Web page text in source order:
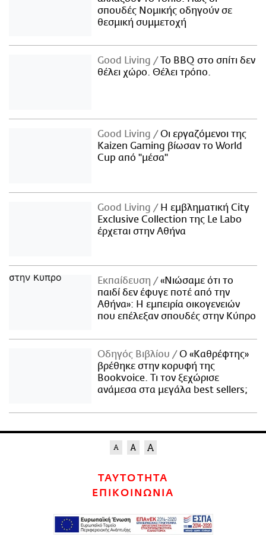
σπουδές Νομικής οδηγούν σε
θεσμική συμμετοχή
Good Living
Το BBQ στο σπίτι δεν
θέλει χώρο. Θέλει τρόπο.
Good Living
Οι εργαζόμενοι της
Kaizen Gaming βίωσαν το World
Cup από "μέσα"
Good Living
Η εμβληματική City
Exclusive Collection της Le Labo
έρχεται στην Αθήνα
Εκπαίδευση
«Νιώσαμε ότι το
παιδί δεν έφυγε ποτέ από την
Αθήνα»: Η εμπειρία οικογενειών
που επέλεξαν σπουδές στην Κύπρο
Οδηγός Βιβλίου
Ο «Καθρέφτης»
βρέθηκε στην κορυφή της
Bookvoice. Τι τον ξεχώρισε
ανάμεσα στα μεγάλα best sellers;
ΤΑΥΤΟΤΗΤΑ
ΕΠΙΚΟΙΝΩΝΙΑ